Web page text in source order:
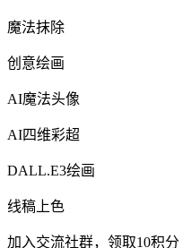
魔法抹除
创意绘画
AI魔法头像
AI四维彩超
DALL.E3绘画
线稿上色
加入交流社群，领取10积分